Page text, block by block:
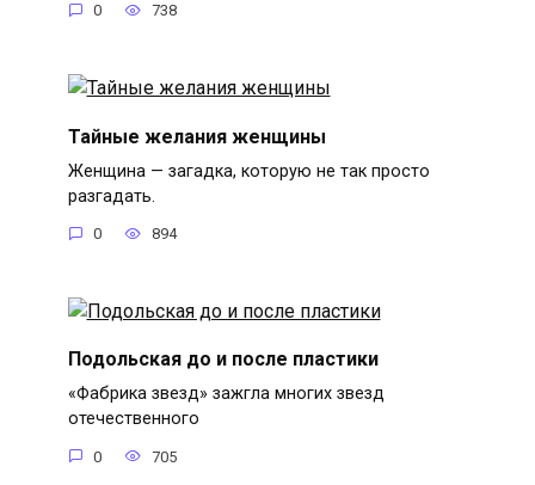
0 738
Тайные желания женщины
Женщина — загадка, которую не так просто
разгадать.
0 894
Подольская до и после пластики
«Фабрика звезд» зажгла многих звезд
отечественного
0 705